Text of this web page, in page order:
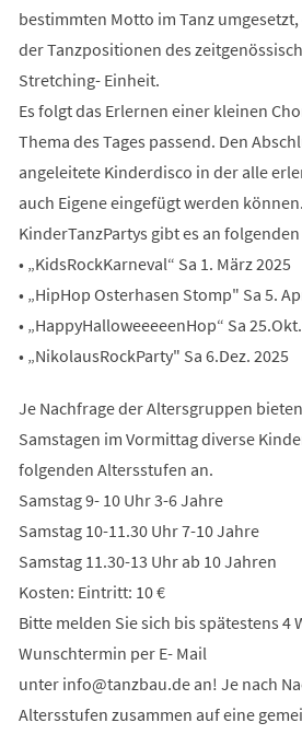
bestimmten Motto im Tanz
der Tanzpositionen des
Stretching- Einheit.
Es folgt das Erlernen einer kleinen
Thema des Tages passend. Den
angeleitete Kinderdisco in der alle
auch Eigene eingefügt werden können.
KinderTanzPartys gibt es an
• „KidsRockKarneval“ Sa 1. März 2025
• „HipHop Osterhasen Stomp" Sa 5.
• „HappyHalloweeeeenHop“ Sa
• „NikolausRockParty" Sa 6.Dez. 2025
Je Nachfrage der Altersgruppen
Samstagen im Vormittag diverse
folgenden Altersstufen an.
Samstag 9- 10 Uhr 3-6 Jahre
Samstag 10-11.30 Uhr 7-10 Jahre
Samstag 11.30-13 Uhr ab 10 Jahren
Kosten: Eintritt: 10 €
Bitte melden Sie sich bis spätestens 4
Wunschtermin per E- Mail
unter info tanzbau dean! Je nach
Altersstufen zusammen auf eine